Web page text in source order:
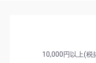
10,000円以上(税